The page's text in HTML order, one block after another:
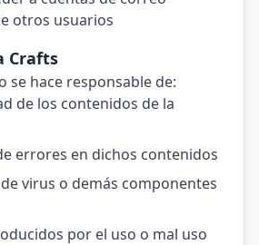
otros usuarios
Crafts
se hace responsable de:
de los contenidos de la
errores en dichos contenidos
virus o demás componentes
por el uso o mal uso